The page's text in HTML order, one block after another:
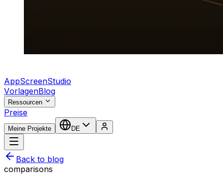
AppScreenStudio
VorlagenBlog
Ressourcen
Preise
Meine Projekte DE
Back to blog
comparisons